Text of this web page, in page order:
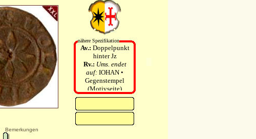
nähere Spezifikation
Av.: Doppelpunkt
hinter Jz
Rv.: Ums. endet
auf: IOHAN •
Gegenstempel
(Motivseite)
Bemerkungen